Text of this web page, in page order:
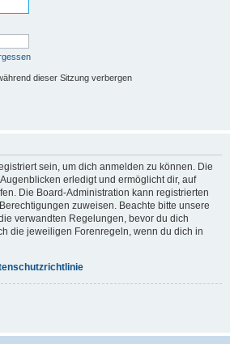
dieser Sitzung verbergen
sein, um dich anmelden zu können. Die
erledigt und ermöglicht dir, auf
Die Board-Administration kann registrierten
zuweisen. Beachte bitte unsere
verwandten Regelungen, bevor du dich
die jeweiligen Forenregeln, wenn du dich in